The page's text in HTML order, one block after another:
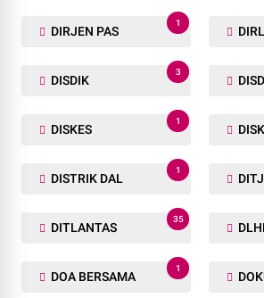
DAERAH
205
DANDIM
1
Danrem 031/WB
1
DEMO
3
1
1